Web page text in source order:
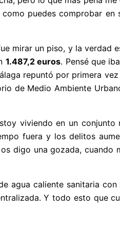
como puedes comprobar en
mirar un piso, y la verdad
1.487,2 euros. Pensé que
repuntó por primera
de Medio Ambiente
viviendo en un conjunto
fuera y los delitos
digo una gozada, cuando
agua caliente sanitaria
Y todo esto que